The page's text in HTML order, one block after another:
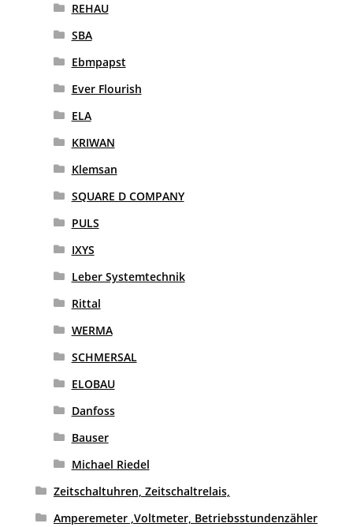
REHAU
SBA
Ebmpapst
Ever Flourish
ELA
KRIWAN
Klemsan
SQUARE D COMPANY
PULS
IXYS
Leber Systemtechnik
Rittal
WERMA
SCHMERSAL
ELOBAU
Danfoss
Bauser
Michael Riedel
Zeitschaltuhren, Zeitschaltrelais,
Amperemeter ,Voltmeter, Betriebsstundenzähler